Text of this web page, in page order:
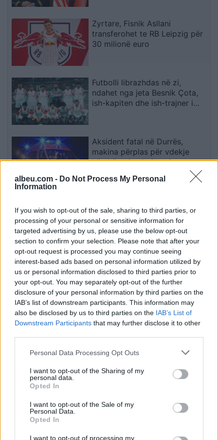
albeu.com - Do Not Process My Personal
Information
If you wish to opt-out of the sale, sharing to third parties, or
processing of your personal or sensitive information for
targeted advertising by us, please use the below opt-out
section to confirm your selection. Please note that after your
opt-out request is processed you may continue seeing
interest-based ads based on personal information utilized by
us or personal information disclosed to third parties prior to
your opt-out. You may separately opt-out of the further
disclosure of your personal information by third parties on the
IAB’s list of downstream participants. This information may
also be disclosed by us to third parties on the IAB’s List of
Downstream Participants that may further disclose it to other
Personal Data Processing Opt Outs
I want to opt-out of the Sharing of my
personal data.
Opted In
I want to opt-out of the Sale of my
Personal Data.
Opted In
I want to opt-out of processing my
Zyrtare, Fisnik Asllani
transferohet te RB Leipzig për
30 milionë euro
Futbolli librazhdas në zi,
ndahet nga jeta Besnik Çota,
ish-kapiten dhe ish-trajner i
Aksident fatal në Durrës,
makina përplas për vdekje
këmbësorin; drejtuesi
Enea Mihajt në MLS, mbrojtësi
ndëshkohet me të kuq dhe
gjobë
Esim for Global|Esim for Europe|
Esim for Caribbean